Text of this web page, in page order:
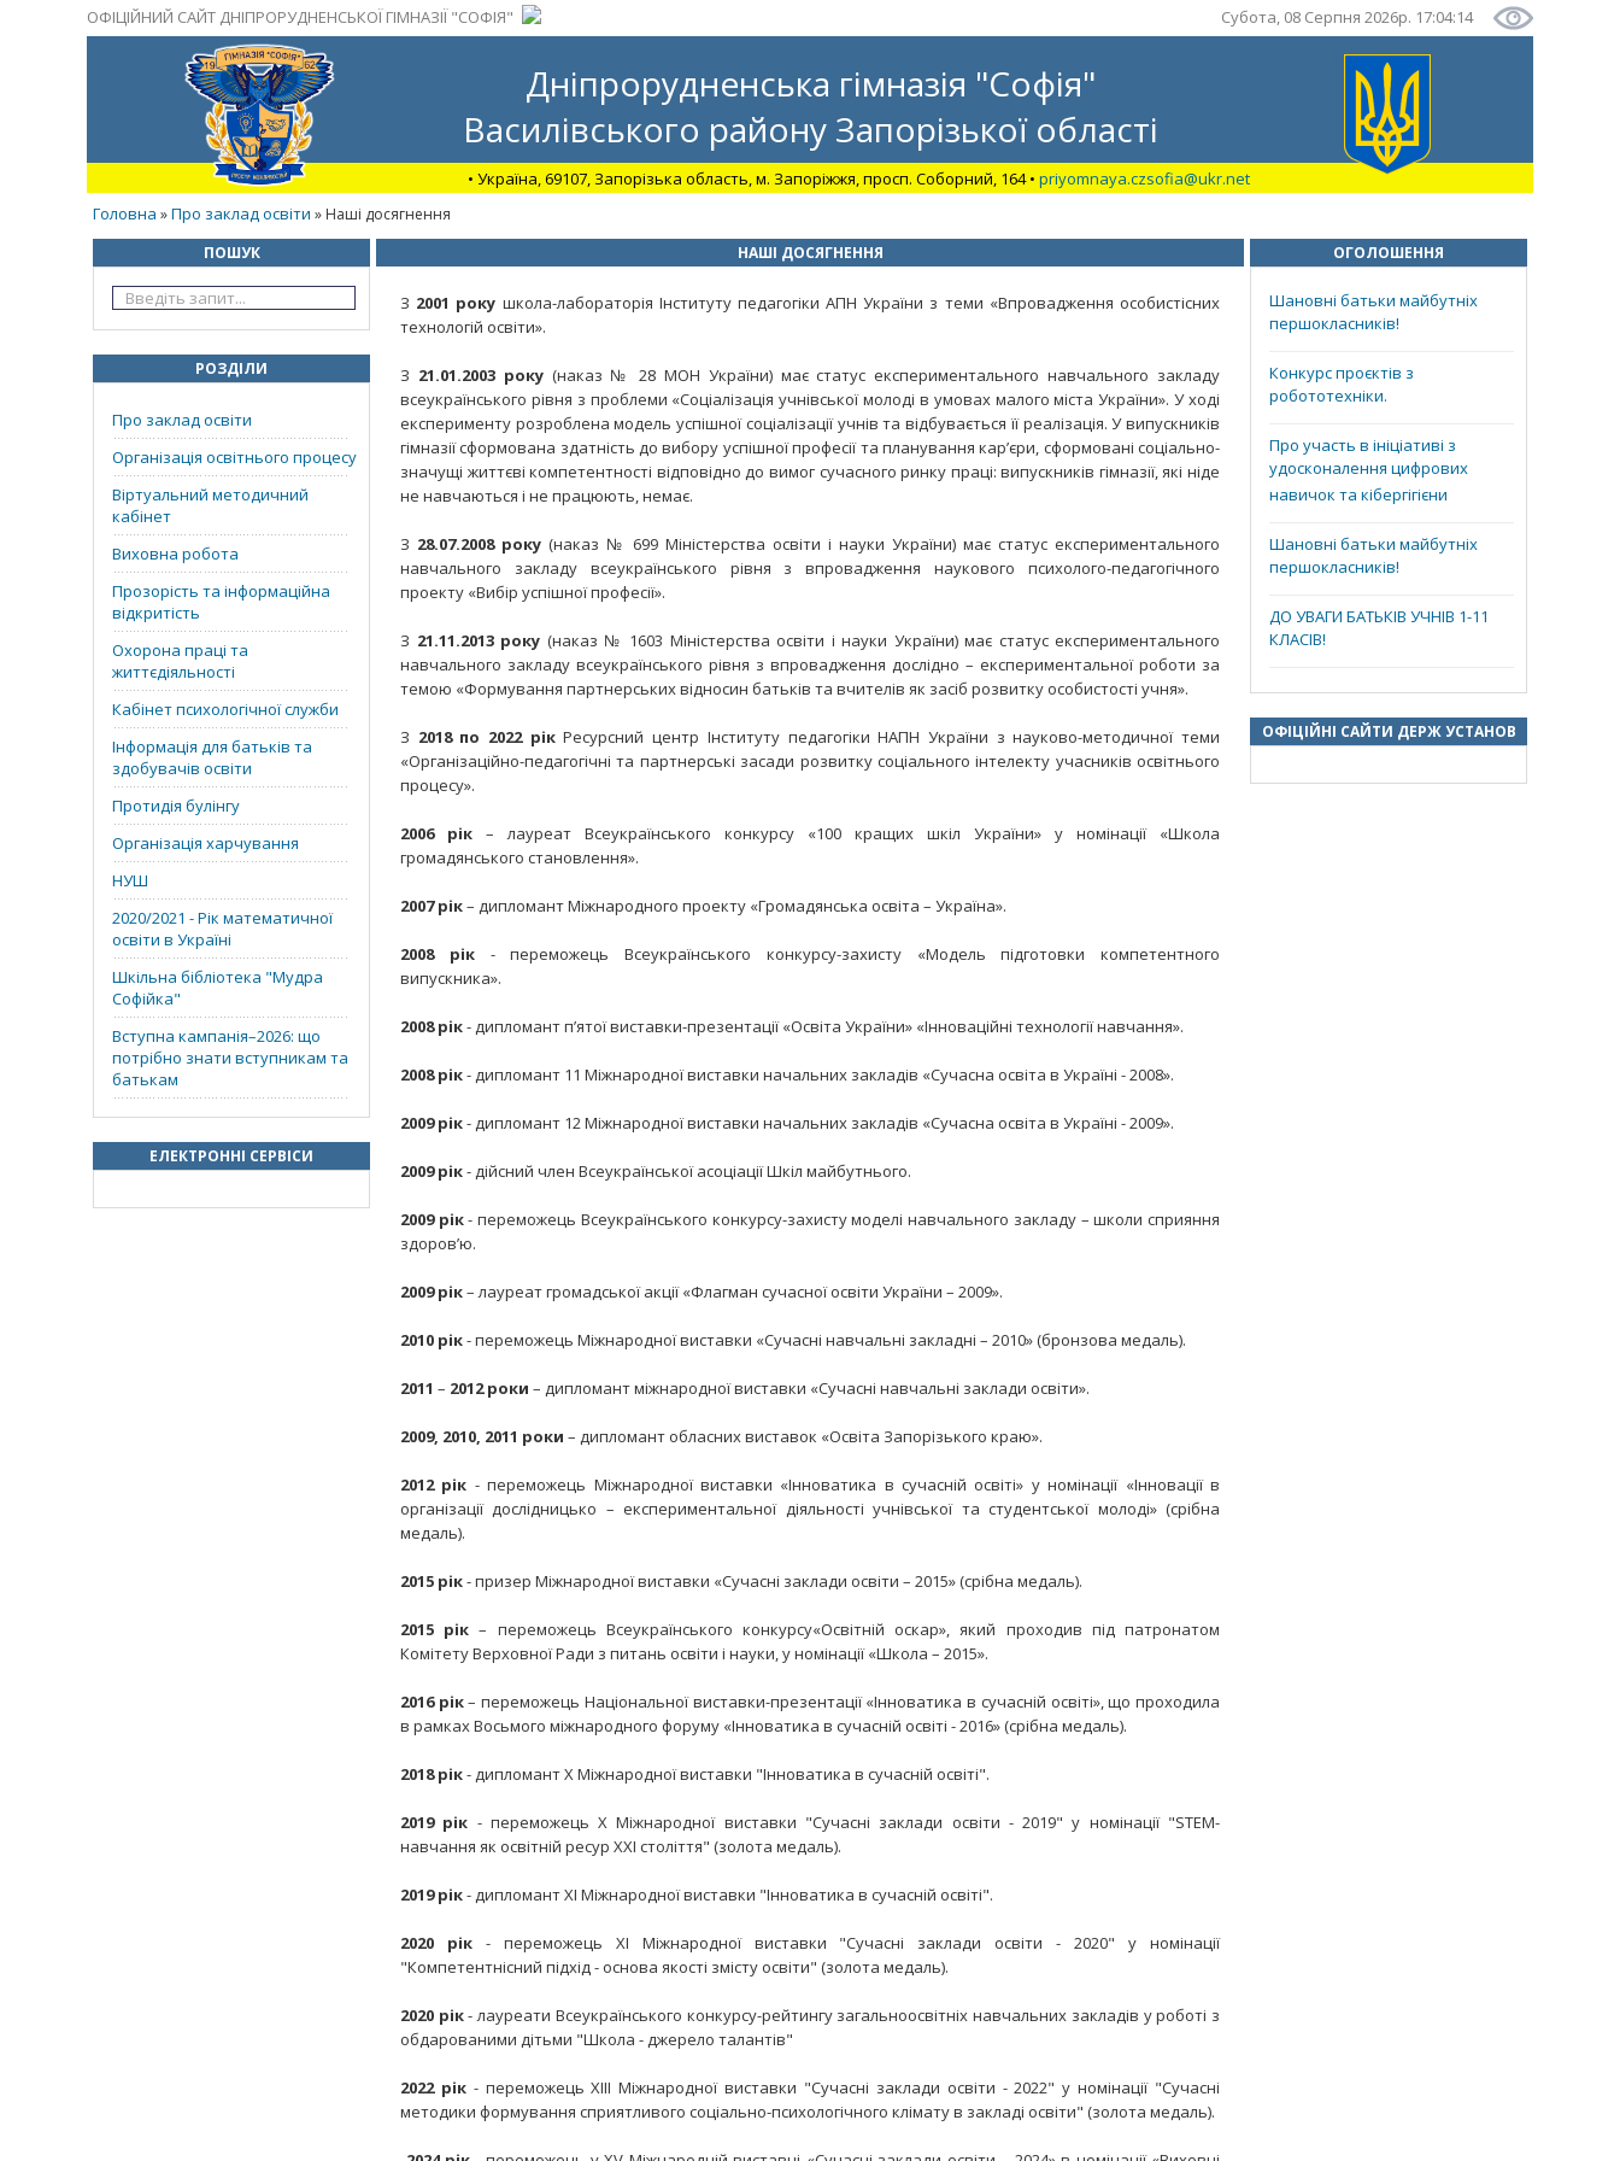
ОФІЦІЙНИЙ САЙТ ДНІПРОРУДНЕНСЬКОЇ ГІМНАЗІЇ "СОФІЯ" Субота, 08 Серпня 2026р. 17:04:14
Дніпрорудненська гімназія "Софія"
Василівського району Запорізької області
• Україна, 69107, Запорізька область, м. Запоріжжя, просп. Соборний, 164 • priyomnaya.czsofia@ukr.net
Головна »Про заклад освіти » Наші досягнення
ПОШУК
РОЗДІЛИ
Про заклад освіти
Організація освітнього процесу
Віртуальний методичний
кабінет
Виховна робота
Прозорість та інформаційна
відкритість
Охорона праці та
життєдіяльності
Кабінет психологічної служби
Інформація для батьків та
здобувачів освіти
Протидія булінгу
Організація харчування
НУШ
2020/2021 - Рік математичної
освіти в Україні
Шкільна бібліотека "Мудра
Софійка"
Вступна кампанія–2026: що
потрібно знати вступникам та
батькам
ЕЛЕКТРОННІ СЕРВІСИ
НАШІ ДОСЯГНЕННЯ
З 2001 року школа-лабораторія Інституту педагогіки АПН України з теми «Впровадження особистісних
технологій освіти».
З 21.01.2003 року(наказ № 28 МОН України) має статус експериментального навчального закладу
всеукраїнського рівня з проблеми «Соціалізація учнівської молоді в умовах малого міста України». У ході
експерименту розроблена модель успішної соціалізації учнів та відбувається її реалізація. У випускників
гімназії сформована здатність до вибору успішної професії та планування кар’єри, сформовані соціально-
значущі життєві компетентності відповідно до вимог сучасного ринку праці: випускників гімназії, які ніде
не навчаються і не працюють, немає.
З 28.07.2008 року (наказ № 699 Міністерства освіти і науки України) має статус експериментального
навчального закладу всеукраїнського рівня з впровадження наукового психолого-педагогічного
проекту «Вибір успішної професії».
З 21.11.2013 року (наказ № 1603 Міністерства освіти і науки України) має статус експериментального
навчального закладу всеукраїнського рівня з впровадження дослідно – експериментальної роботи за
темою «Формування партнерських відносин батьків та вчителів як засіб розвитку особистості учня».
З 2018 по 2022 рікРесурсний центр Інституту педагогіки НАПН України з науково-методичної теми
«Організаційно-педагогічні та партнерські засади розвитку соціального інтелекту учасників освітнього
процесу».
2006 рік – лауреат Всеукраїнського конкурсу «100 кращих шкіл України» у номінації «Школа
громадянського становлення».
2007 рік– дипломант Міжнародного проекту «Громадянська освіта – Україна».
2008 рік- переможець Всеукраїнського конкурсу-захисту «Модель підготовки компетентного
випускника».
2008 рік- дипломант п’ятої виставки-презентації «Освіта України» «Інноваційні технології навчання».
2008 рік- дипломант 11 Міжнародної виставки начальних закладів «Сучасна освіта в Україні - 2008».
2009 рік- дипломант 12 Міжнародної виставки начальних закладів «Сучасна освіта в Україні - 2009».
2009 рік- дійсний член Всеукраїнської асоціації Шкіл майбутнього.
2009 рік- переможець Всеукраїнського конкурсу-захисту моделі навчального закладу – школи сприяння
здоров’ю.
2009 рік– лауреат громадської акції «Флагман сучасної освіти України – 2009».
2010 рік- переможець Міжнародної виставки «Сучасні навчальні закладні – 2010» (бронзова медаль).
2011 – 2012 роки – дипломант міжнародної виставки «Сучасні навчальні заклади освіти».
2009, 2010, 2011 роки – дипломант обласних виставок «Освіта Запорізького краю».
2012 рік - переможець Міжнародної виставки «Інноватика в сучасній освіті» у номінації «Інновації в
організації дослідницько – експериментальної діяльності учнівської та студентської молоді» (срібна
медаль).
2015 рік- призер Міжнародної виставки «Сучасні заклади освіти – 2015» (срібна медаль).
2015 рік – переможець Всеукраїнського конкурсу«Освітній оскар», який проходив під патронатом
Комітету Верховної Ради з питань освіти і науки, у номінації «Школа – 2015».
2016 рік– переможець Національної виставки-презентації «Інноватика в сучасній освіті», що проходила
в рамках Восьмого міжнародного форуму «Інноватика в сучасній освіті - 2016» (срібна медаль).
2018 рік- дипломант Х Міжнародної виставки "Інноватика в сучасній освіті".
2019 рік - переможець Х Міжнародної виставки "Сучасні заклади освіти - 2019" у номінації "STEM-
навчання як освітній ресур ХХІ століття" (золота медаль).
2019 рік- дипломант ХІ Міжнародної виставки "Інноватика в сучасній освіті".
2020 рік- переможець ХІ Міжнародної виставки "Сучасні заклади освіти - 2020" у номінації
"Компетентнісний підхід - основа якості змісту освіти" (золота медаль).
2020 рік- лауреати Всеукраїнського конкурсу-рейтингу загальноосвітніх навчальних закладів у роботі з
обдарованими дітьми "Школа - джерело талантів"
2022 рік- переможець ХІІІ Міжнародної виставки "Сучасні заклади освіти - 2022" у номінації "Сучасні
методики формування сприятливого соціально-психологічного клімату в закладі освіти" (золота медаль).
ОГОЛОШЕННЯ
Шановні батьки майбутніх
першокласників!
Конкурс проєктів з
робототехніки.
Про участь в ініціативі з
удосконалення цифрових
навичок та кібергігієни
Шановні батьки майбутніх
першокласників!
ДО УВАГИ БАТЬКІВ УЧНІВ 1-11
КЛАСІВ!
ОФІЦІЙНІ САЙТИ ДЕРЖ УСТАНОВ